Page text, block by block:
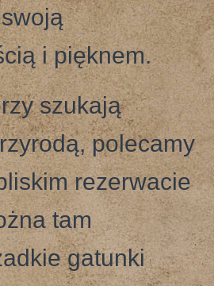
i pięknem.
szukają
polecamy
rezerwacie
tam
gatunki